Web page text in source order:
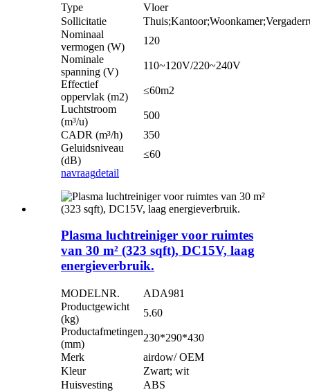
Type
Vloer
Sollicitatie
Nominaal
vermogen (W)
120
Nominale
spanning (V)
110~120V/220~240V
Effectief
oppervlak (m2)
≤60m2
Luchtstroom
(m³/u)
500
CADR (m³/h)
350
Geluidsniveau
(dB)
≤60
navraagdetail
Plasma luchtreiniger voor ruimtes
van 30 m² (323 sqft), DC15V, laag
energieverbruik.
MODELNR.
ADA981
Productgewicht
(kg)
5.60
Productafmetingen
(mm)
230*290*430
Merk
airdow/ OEM
Kleur
Zwart; wit
Huisvesting
ABS